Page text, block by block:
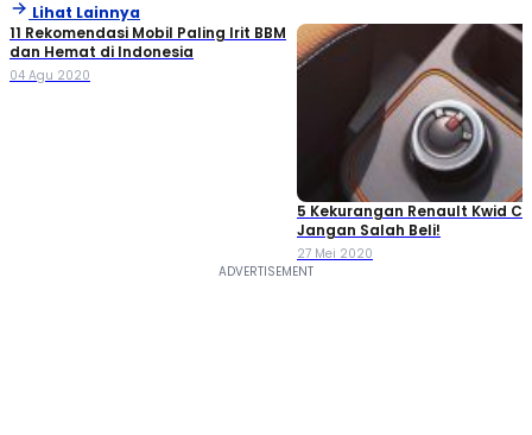
Lihat Lainnya
11 Rekomendasi Mobil Paling Irit BBM
dan Hemat di Indonesia
04 Agu 2020
5 Kekurangan Renault Kwid
Jangan Salah Beli!
27 Mei 2020